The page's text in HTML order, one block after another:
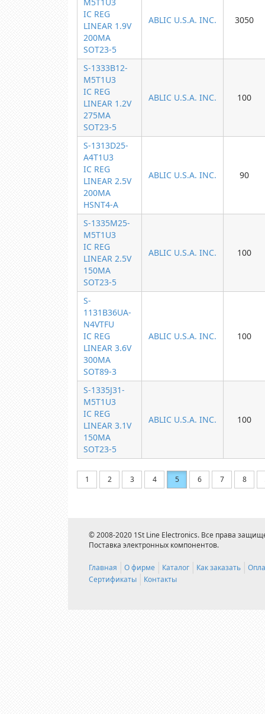
IC REG
LINEAR 1.9V
200MA
SOT23-5
ABLIC U.S.A. INC. 3050
S-1333B12-
M5T1U3
IC REG
LINEAR 1.2V
275MA
SOT23-5
ABLIC U.S.A. INC. 100
S-1313D25-
A4T1U3
IC REG
LINEAR 2.5V
200MA
HSNT4-A
ABLIC U.S.A. INC. 90
S-1335M25-
M5T1U3
IC REG
LINEAR 2.5V
150MA
SOT23-5
ABLIC U.S.A. INC. 100
S-
1131B36UA-
N4VTFU
IC REG
LINEAR 3.6V
300MA
SOT89-3
ABLIC U.S.A. INC. 100
S-1335J31-
M5T1U3
IC REG
LINEAR 3.1V
150MA
SOT23-5
ABLIC U.S.A. INC. 100
1 2 3 4 5 6 7 8
© 2008-2020 1St Line Electronics. Все права
Поставка электронных компонентов.
Главная О фирме Каталог Как заказать
Сертификаты
Контакты